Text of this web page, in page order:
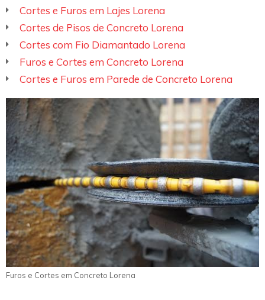
Cortes e Furos em Lajes Lorena
Cortes de Pisos de Concreto Lorena
Cortes com Fio Diamantado Lorena
Furos e Cortes em Concreto Lorena
Cortes e Furos em Parede de Concreto Lorena
Furos e Cortes em Concreto Lorena